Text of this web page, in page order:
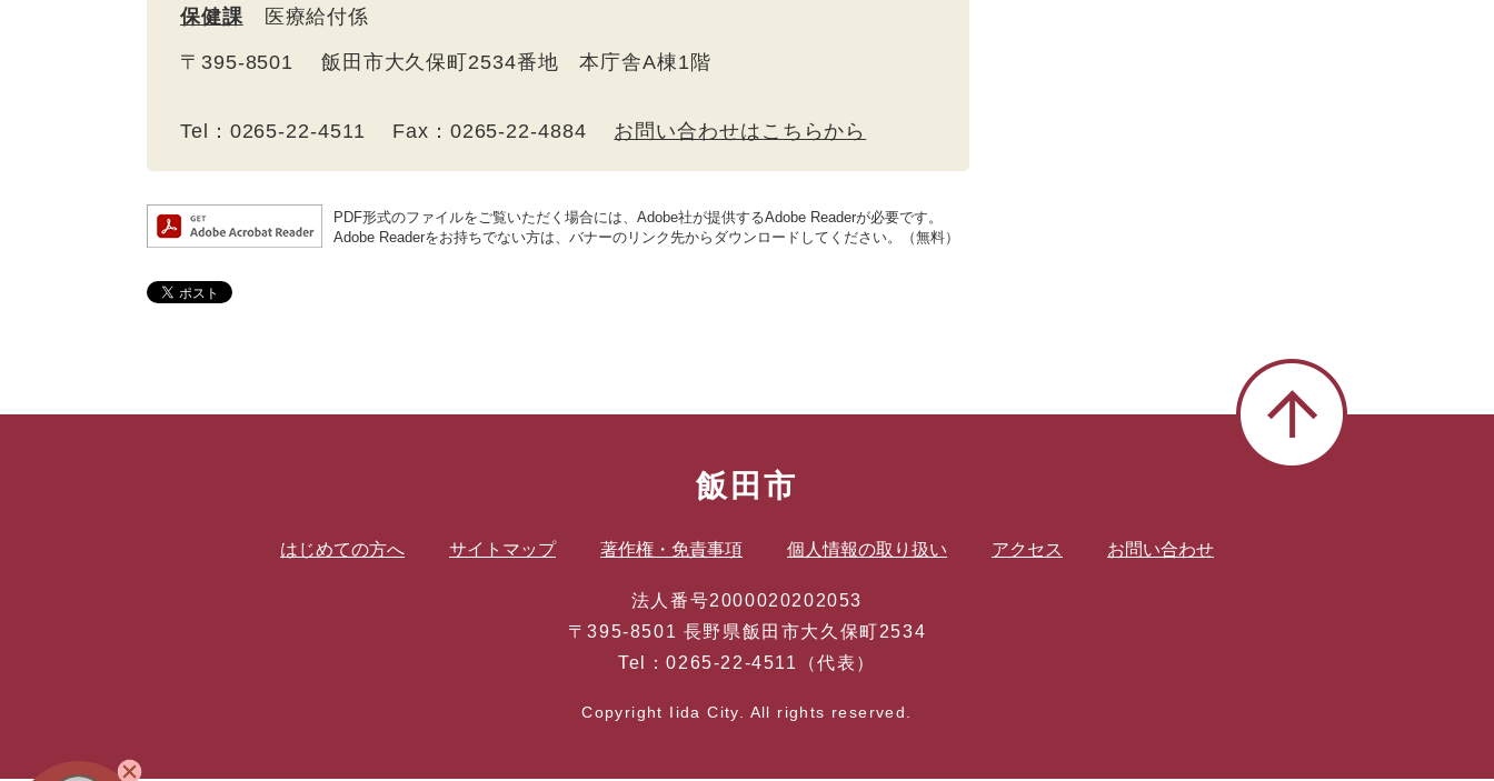
保健課医療給付係
〒395-8501 飯田市大久保町2534番地 本庁舎A棟1階
Tel：0265-22-4511 Fax：0265-22-4884 お問い合わせはこちらから
PDF形式のファイルをご覧いただく場合には、Adobe社が提供するAdobe Readerが必要です。
Adobe Readerをお持ちでない方は、バナーのリンク先からダウンロードしてください。（無料）
飯田市
はじめての方へ サイトマップ 著作権・免責事項 個人情報の取り扱い アクセス お問い合わせ
法人番号2000020202053
〒395-8501 長野県飯田市大久保町2534
Tel：0265-22-4511（代表）
Copyright Iida City. All rights reserved.